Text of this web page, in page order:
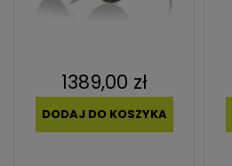
1389,00 zł
DODAJ DO KOSZYKA